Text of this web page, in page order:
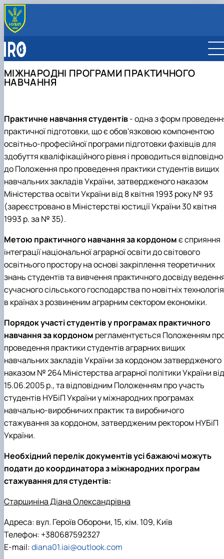
OFFICE
About us
Team
Faculty International Coordinators
PARTNERS
Global Partnership Map
Partner Universities
INTERNATIONALIZATION
Internationalization Strategy
ERASMUS+ MOBILITY
Scholarship Programmes
Collaborative Online International Learning (COIL)
МІЖНАРОДНІ ПРОГРАМИ ПРАКТИЧНОГО
НАВЧАННЯ
Практичне навчання студентів- одна з форм
практичної підготовки, що є обов'язковою компонентою
освітньо-професійної програми підготовки фахівців для
здобуття кваліфікаційного рівня і проводиться відповідно
до Положення про проведення практики студентів вищих
навчальних закладів України, затвердженого наказом
Міністерства освіти України від 8 квітня 1993 року № 93
(зареєстровано в Міністерстві юстиції України 30 квітня
1993 р. за № 35).
Метою практичного навчання за кордономє сприяння
інтеграції національної аграрної освіти до світового
освітнього простору на основі закріплення теоретичних
знань студентів та вивчення практичного досвіду
сучасного сільського господарства по новітніх
в країнах з розвиненим аграрним сектором економіки.
Порядок участі студентів у програмах практичного
навчання за кордоном регламентується Положенням
проведення практики студентів аграрних вищих
навчальних закладів України за кордоном затвердженого
наказом № 264 Міністерства аграрної політики України від
15.06.2005 р., та відповідним Положенням про участь
студентів НУБіП України у міжнародних програмах
навчально-виробничих практик та виробничого
стажування за кордоном, затвердженим ректором НУБіП
України.
Необхідний перелік документів усі бажаючі можуть
подати до координатора з міжнародних програм
стажування для студентів:
Старшиніна Діана Олександрівна
Адреса: вул. Героїв Оборони, 15, кім. 109, Київ
Телефон: +380687592327
E-mail:diana01.iai@outlook.com